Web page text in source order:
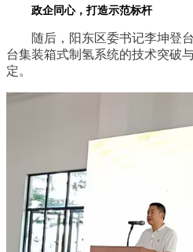
政企同心，打造示范标杆
随后，阳东区委书记李坤登
台集装箱式制氢系统的技术突破
定。